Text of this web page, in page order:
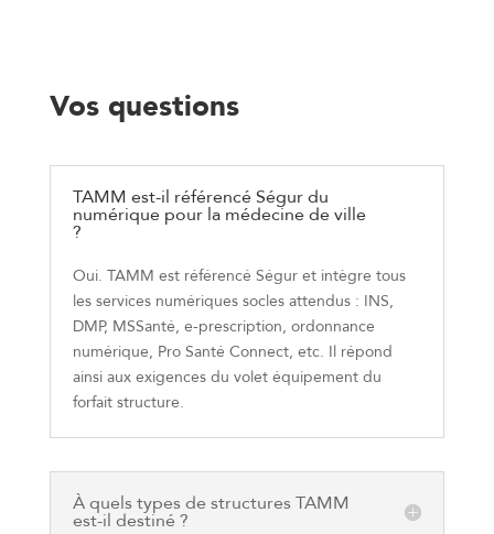
Vos questions
TAMM est-il référencé Ségur du
numérique pour la médecine de ville
?
Oui. TAMM est référencé Ségur et intègre tous
les services numériques socles attendus : INS,
DMP, MSSanté, e-prescription, ordonnance
numérique, Pro Santé Connect, etc. Il répond
ainsi aux exigences du volet équipement du
forfait structure.
À quels types de structures TAMM
est-il destiné ?